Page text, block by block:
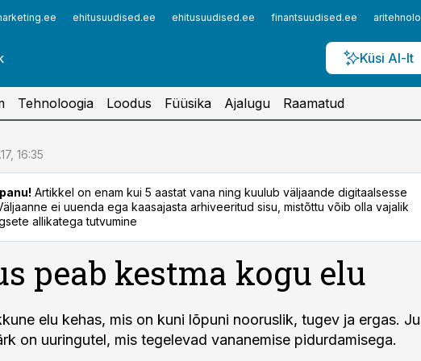
ehitusuudised.ee ehitusuudised.ee finantsuudised.ee
Küsi AI-lt
Tehnoloogia Loodus Füüsika Ajalugu Raamatud
16:35
Artikkel on enam kui 5 aastat vana ning kuulub väljaande digitaalsesse
ei uuenda ega kaasajasta arhiveeritud sisu, mistõttu võib olla vajalik
allikatega tutvumine
peab kestma kogu elu
elu kehas, mis on kuni lõpuni nooruslik, tugev ja ergas.
on uuringutel, mis tegelevad vananemise pidurdamisega.